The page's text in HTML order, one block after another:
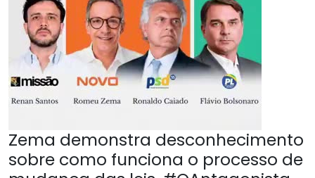
Zema demonstra desconhecimento
sobre como funciona o processo de